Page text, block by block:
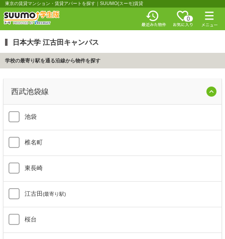
東京の賃貸マンション・賃貸アパートを探す｜SUUMO(スーモ)賃貸
0
日本大学 江古田キャンパス
学校の最寄り駅を通る沿線から物件を探す
西武池袋線
池袋
椎名町
東長崎
江古田(最寄り駅)
桜台